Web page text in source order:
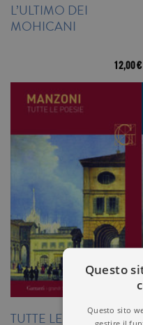
L’ULTIMO DEI
MOHICANI
12,00 €
TUTTE LE POESIE
Questo
Questo sito
gestire il